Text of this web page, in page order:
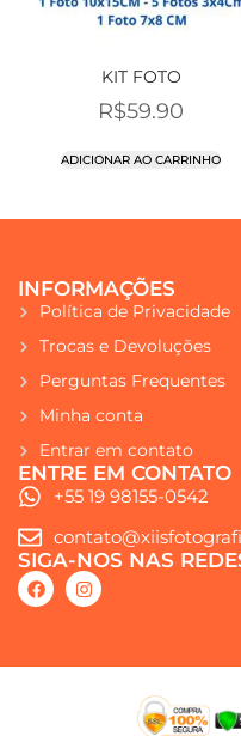
KIT FOTO
R$59.90
ADICIONAR AO CARRINHO
INFORMAÇÕES
Política de Privacidade
Trocas e Devoluções
Perguntas Frequentes
Minha conta
Entrar em contato
ENTRE EM CONTATO
+55 19 98155-0542
SIGA-NOS NAS